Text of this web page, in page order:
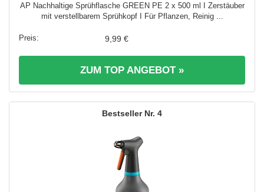
AP Nachhaltige Sprühflasche GREEN PE 2 x 500 ml I Zerstäuber
mit verstellbarem Sprühkopf I Für Pflanzen, Reinig ...
9,99 €
ZUM TOP ANGEBOT »
4